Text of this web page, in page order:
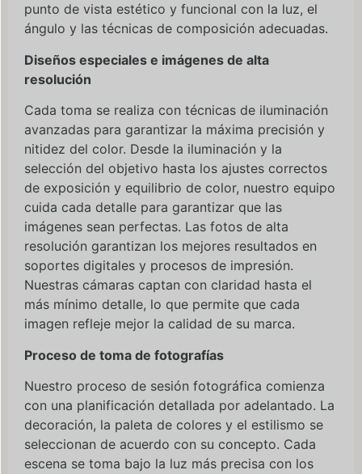
punto de vista estético y funcional con la luz, el
ángulo y las técnicas de composición adecuadas.
Diseños especiales e imágenes de alta
resolución
Cada toma se realiza con técnicas de iluminación
avanzadas para garantizar la máxima precisión y
nitidez del color. Desde la iluminación y la
selección del objetivo hasta los ajustes correctos
de exposición y equilibrio de color, nuestro equipo
cuida cada detalle para garantizar que las
imágenes sean perfectas. Las fotos de alta
resolución garantizan los mejores resultados en
soportes digitales y procesos de impresión.
Nuestras cámaras captan con claridad hasta el
más mínimo detalle, lo que permite que cada
imagen refleje mejor la calidad de su marca.
Proceso de toma de fotografías
Nuestro proceso de sesión fotográfica comienza
con una planificación detallada por adelantado. La
decoración, la paleta de colores y el estilismo se
seleccionan de acuerdo con su concepto. Cada
escena se toma bajo la luz más precisa con los